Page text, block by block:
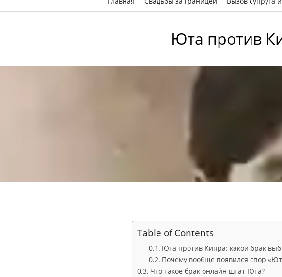
Юта против
Table of Contents
Юта против Кипра: какой брак
Почему вообще появился спор
Что такое брак онлайн штат Юта?